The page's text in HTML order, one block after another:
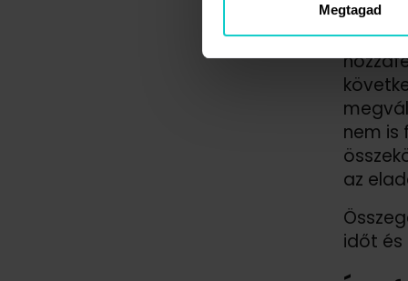
Megtagad
nem is
az
időt és